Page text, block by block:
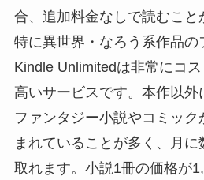
合、追加料金なしで読むこと
特に異世界・なろう系作品の
Kindle Unlimitedは非常にコ
高いサービスです。本作以外
ファンタジー小説やコミッ
まれていることが多く、月
取れます。小説1冊の価格が